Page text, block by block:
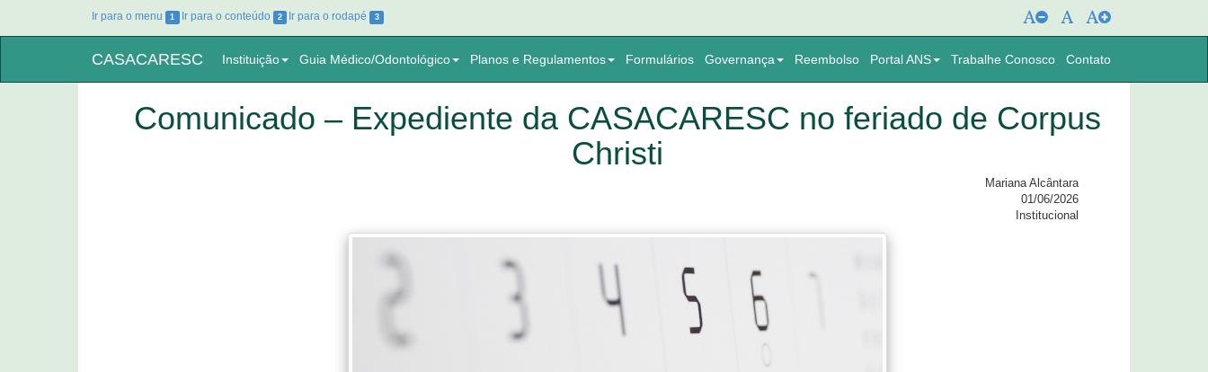
Ir para o menu 1 Ir para o conteúdo 2 Ir para o rodapé 3
CASACARESC Instituição Guia Médico/Odontológico Planos e Regulamentos Formulários Governança Reembolso Portal ANS Trabalhe Conosco Contato
Comunicado – Expediente da CASACARESC no feriado de Corpus
Christi
Mariana Alcântara
01/06/2026
Institucional